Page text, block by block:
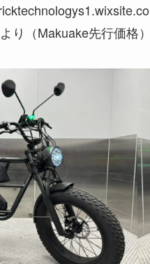
り（Makuake先行価格）